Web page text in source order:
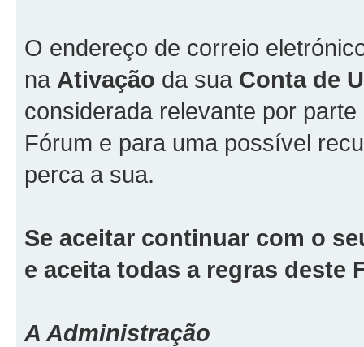
O endereço de correio
na Ativação da sua Conta de
considerada relevante por
Fórum e para uma possível
perca a sua.
Se aceitar continuar com o
e aceita todas a regras deste
A Administração